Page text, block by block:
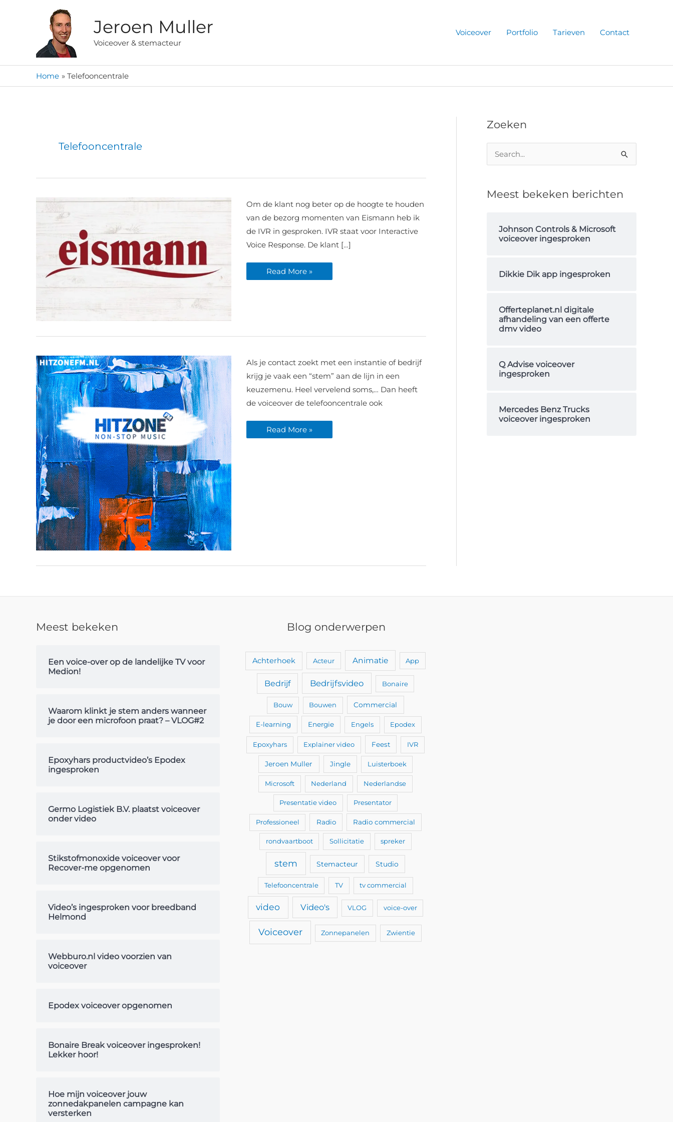
Jeroen Muller
Voiceover & stemacteur
Voiceover Portfolio Tarieven Contact
Home Telefooncentrale
Telefooncentrale
Om de klant nog beter op de hoogte te houden
van de bezorg momenten van Eismann heb ik
de IVR in gesproken. IVR staat voor Interactive
Voice Response. De klant […]
Eismann
IVR
ingesproken
Read More »
Als je contact zoekt met een instantie of bedrijf
krijg je vaak een “stem” aan de lijn in een
keuzemenu. Heel vervelend soms,… Dan heeft
de voiceover de telefooncentrale ook
Telefooncentrale
HitzoneFM
ingesproken
Read More »
Zoeken
k
Meest bekeken berichten
Johnson Controls & Microsoft
voiceover ingesproken
Dikkie Dik app ingesproken
Offerteplanet.nl digitale
afhandeling van een offerte
dmv video
Q Advise voiceover
ingesproken
Mercedes Benz Trucks
voiceover ingesproken
Meest bekeken
Een voice-over op de landelijke TV voor
Medion!
Waarom klinkt je stem anders wanneer
je door een microfoon praat? – VLOG#2
Epoxyhars productvideo’s Epodex
ingesproken
Germo Logistiek B.V. plaatst voiceover
onder video
Stikstofmonoxide voiceover voor
Recover-me opgenomen
Video’s ingesproken voor breedband
Helmond
Webburo.nl video voorzien van
voiceover
Epodex voiceover opgenomen
Bonaire Break voiceover ingesproken!
Lekker hoor!
Hoe mijn voiceover jouw
zonnedakpanelen campagne kan
versterken
Blog onderwerpen
Achterhoek Acteur Animatie App
Bedrijf Bedrijfsvideo Bonaire
Bouw Bouwen Commercial
E-learning Energie Engels Epodex
Epoxyhars Explainer video Feest IVR
Jeroen Muller Jingle Luisterboek
Microsoft Nederland Nederlandse
Presentatie video Presentator
Professioneel Radio Radio commercial
rondvaartboot Sollicitatie spreker
stem Stemacteur Studio
Telefooncentrale TV tv commercial
video Video's VLOG voice-over
Voiceover Zonnepanelen Zwientie